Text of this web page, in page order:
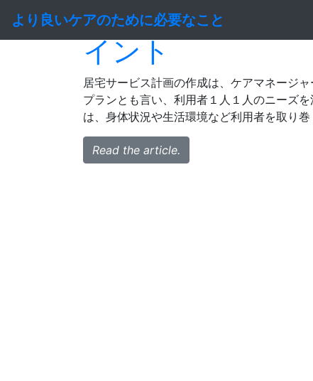
より良いケアのために必要なこと
ケアマネージャ
イント
居宅サービス計画の作成は、ケアマネージ
プランとも言い、利用者１人１人のニーズ
は、身体状況や生活環境など利用者を取り
Read the article.